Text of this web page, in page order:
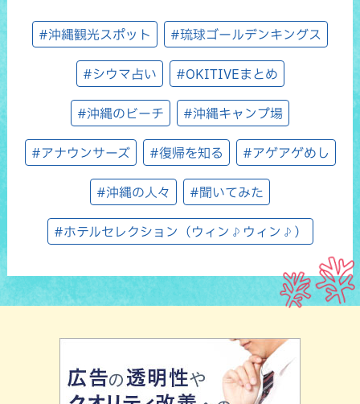
#沖縄観光スポット #琉球ゴールデンキングス
#シウマ占い #OKITIVEまとめ
#沖縄のビーチ #沖縄キャンプ場
#アナウンサーズ #復帰を知る #アゲアゲめし
#沖縄の人々 #聞いてみた
#ホテルセレクション（ウィン♪ウィン♪）